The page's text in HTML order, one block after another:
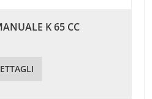
K 65 CC